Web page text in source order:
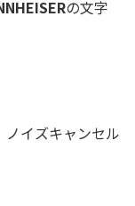
の文字
ノイズキャンセル